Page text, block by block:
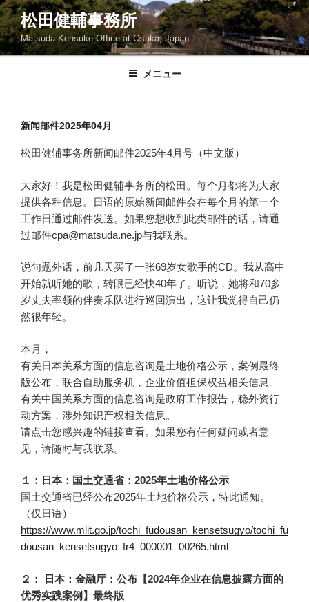
コ
ン
テ
ン
松田健輔事務所
Matsuda Kensuke Office at Osaka, Japan
メニュー
新闻邮件2025年04月
松田健辅事务所新闻邮件2025年4月号（中文版）
大家好！我是松田健辅事务所的松田。每个月都将为大家
提供各种信息。日语的原始新闻邮件会在每个月的第一个
工作日通过邮件发送。如果您想收到此类邮件的话，请通
过邮件cpa@matsuda.ne.jp与我联系。
说句题外话，前几天买了一张69岁女歌手的CD。我从高中
开始就听她的歌，转眼已经快40年了。听说，她将和70多
岁丈夫率领的伴奏乐队进行巡回演出，这让我觉得自己仍
然很年轻。
本月，
有关日本关系方面的信息咨询是土地价格公示，案例最终
版公布，联合自助服务机，企业价值担保权益相关信息。
有关中国关系方面的信息咨询是政府工作报告，稳外资行
动方案，涉外知识产权相关信息。
请点击您感兴趣的链接查看。如果您有任何疑问或者意
见，请随时与我联系。
１：日本：国土交通省：2025年土地价格公示
国土交通省已经公布2025年土地价格公示，特此通知。
（仅日语）
https://www.mlit.go.jp/tochi_fudousan_kensetsugyo/tochi_fu
dousan_kensetsugyo_fr4_000001_00265.html
２： 日本：金融厅：公布【2024年企业在信息披露方面的
优秀实践案例】最终版